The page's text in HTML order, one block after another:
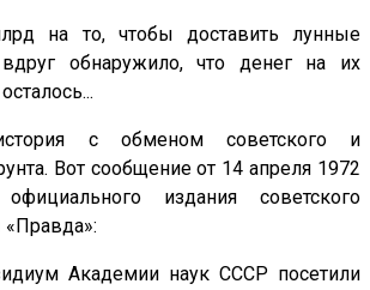
на то, чтобы доставить лунные
обнаружило, что денег на их
с обменом советского и
Вот сообщение от 14 апреля 1972
издания советского
«Правда»:
Академии наук СССР посетили